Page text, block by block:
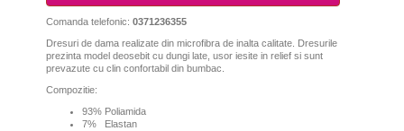
Comanda telefonic: 0371236355
Dresuri de dama realizate din microfibra de inalta calitate. Dresurile
prezinta model deosebit cu dungi late, usor iesite in relief si sunt
prevazute cu clin confortabil din bumbac.
Compozitie:
93% Poliamida
7% Elastan